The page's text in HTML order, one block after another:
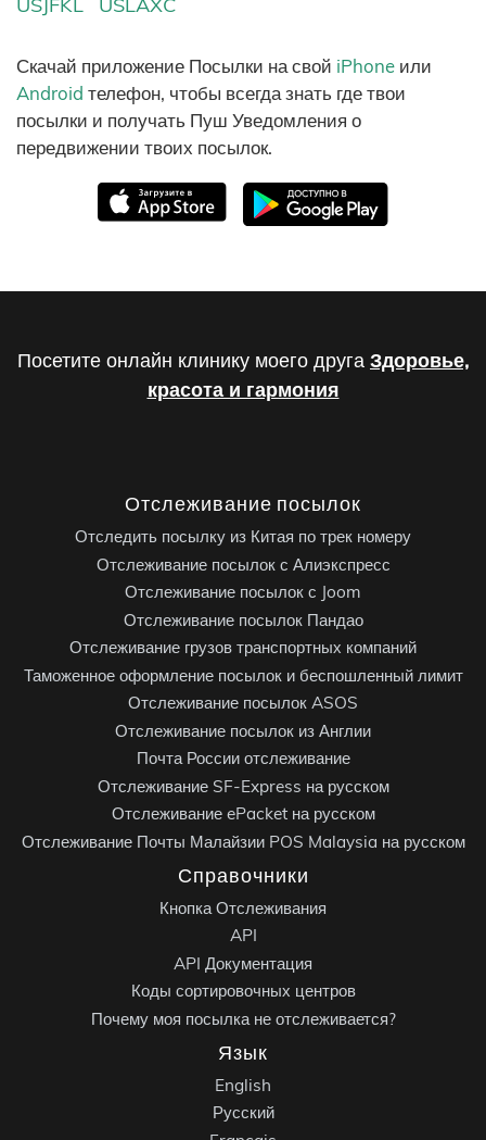
USJFKL
USLAXC
Скачай приложение Посылки на свой iPhone или
Android телефон, чтобы всегда знать где твои
посылки и получать Пуш Уведомления о
передвижении твоих посылок.
Посетите онлайн клинику моего друга Здоровье,
красота и гармония
Отслеживание посылок
Отследить посылку из Китая по трек номеру
Отслеживание посылок с Алиэкспресс
Отслеживание посылок с Joom
Отслеживание посылок Пандао
Отслеживание грузов транспортных компаний
Таможенное оформление посылок и беспошленный лимит
Отслеживание посылок ASOS
Отслеживание посылок из Англии
Почта России отслеживание
Отслеживание SF-Express на русском
Отслеживание ePacket на русском
Отслеживание Почты Малайзии POS Malaysia на русском
Справочники
Кнопка Отслеживания
API
API Документация
Коды сортировочных центров
Почему моя посылка не отслеживается?
Язык
English
Русский